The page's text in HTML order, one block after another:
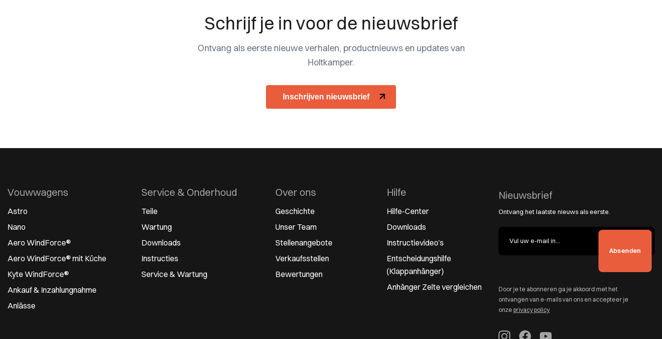
Schrijf je in voor de nieuwsbrief
Ontvang als eerste nieuwe verhalen, productnieuws en updates van
Holtkamper.
Inschrijven nieuwsbrief
Vouwwagens
Astro
Nano
Aero WindForce®
Aero WindForce® mit Küche
Kyte WindForce®
Ankauf & Inzahlungnahme
Anlässe
Service & Onderhoud
Teile
Wartung
Downloads
Instructies
Service & Wartung
Over ons
Geschichte
Unser Team
Stellenangebote
Verkaufsstellen
Bewertungen
Hilfe
Hilfe-Center
Downloads
Instructievideo’s
Entscheidungshilfe
(Klappanhänger)
Anhänger Zelte vergleichen
Nieuwsbrief
Ontvang het laatste nieuws als eerste.
Door je te abonneren ga je akkoord met het
ontvangen van e-mails van ons en accepteer je
onze privacy policy